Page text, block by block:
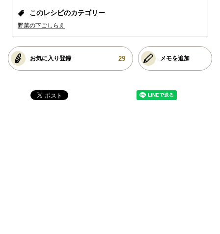
このレシピのカテゴリー
野菜の下ごしらえ
お気に入り登録 29 メモを追加